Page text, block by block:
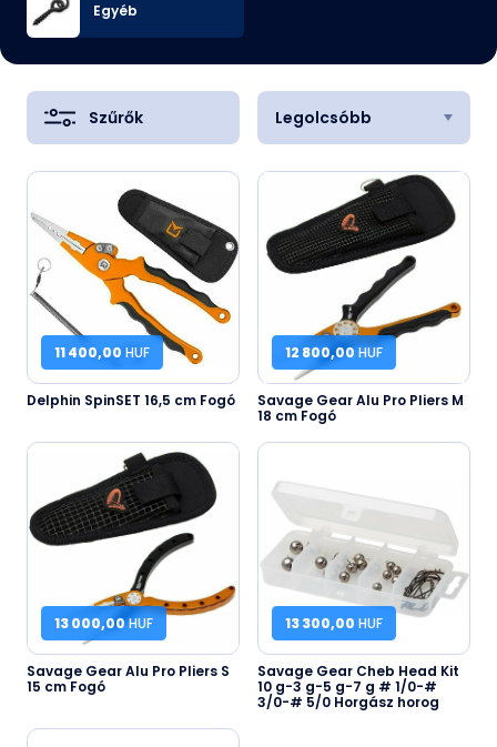
Egyéb
Szűrők Legolcsóbb
11 400,00 HUF
Delphin SpinSET 16,5 cm Fogó
12 800,00HUF
Savage Gear Alu Pro Pliers M
18 cm Fogó
13 000,00HUF
Savage Gear Alu Pro Pliers S
15 cm Fogó
13 300,00 HUF
Savage Gear Cheb Head Kit
10 g-3 g-5 g-7 g # 1/0-#
3/0-# 5/0 Horgász horog